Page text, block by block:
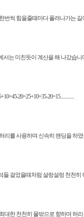
번씩 힘을줄때마다 풀려나가는 길
서는 미친듯이 계산을 해 나갔습니
20=25+10=35-20=15..............
리를 사용하며 신속히 랜딩을 하
들 걸었을때처럼 설렁설렁 천천히
대한 천천히 물밖으로 향하며 허